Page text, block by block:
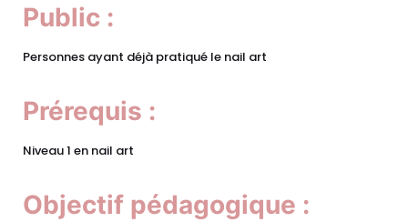
Public :
Personnes ayant déjà pratiqué le nail art
Prérequis :
Niveau 1 en nail art
Objectif pédagogique :